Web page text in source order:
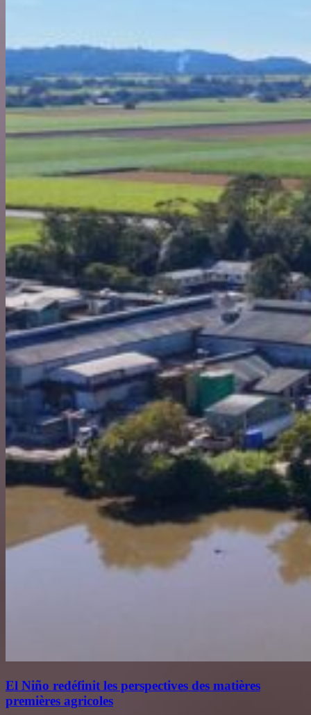
El Niño redéfinit les perspectives des matières
premières agricoles